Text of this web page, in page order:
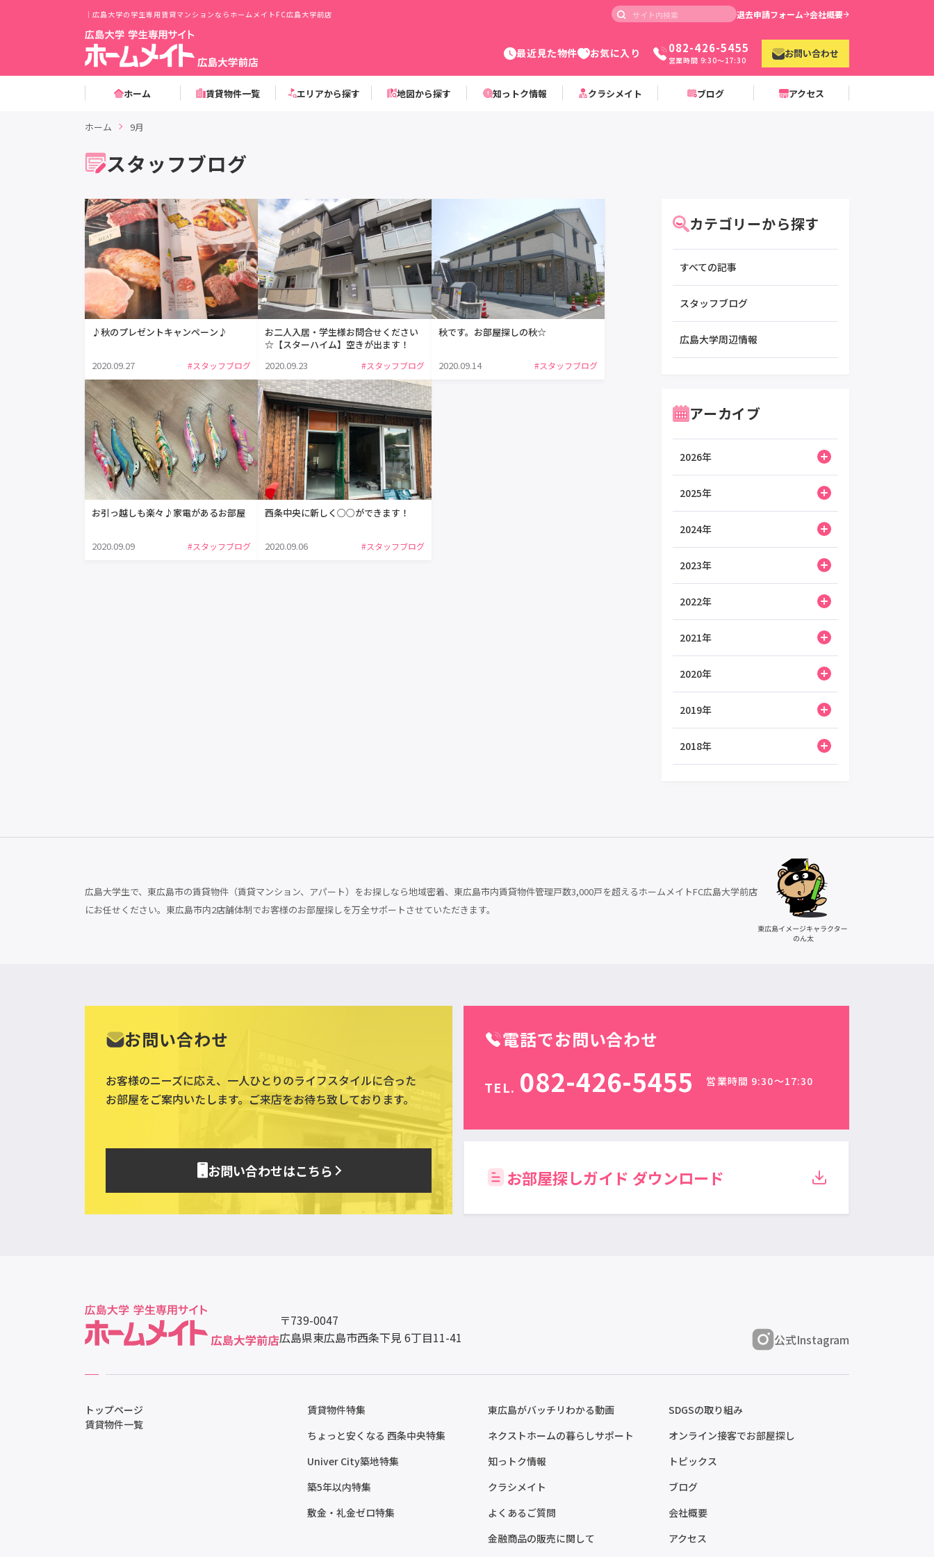
｜広島大学の学生専用賃貸マンションならホームメイトFC広島大学前店 退去申請フォーム 会社概要
最近見た物件 お気に入り 082-426-5455
営業時間 9:30〜17:30
お問い合わせ
ホーム 賃貸物件一覧 エリアから探す 地図から探す 知っトク情報 クラシメイト ブログ アクセス
ホーム 9月
スタッフブログ
♪秋のプレゼントキャンペーン♪
2020.09.27 #スタッフブログ
お二人入居・学生様お問合せください
☆【スターハイム】空きが出ます！
2020.09.23
#スタッフブログ
秋です。お部屋探しの秋☆
2020.09.14 #スタッフブログ
お引っ越しも楽々♪家電があるお部屋
2020.09.09 #スタッフブログ
西条中央に新しく○○ができます！
2020.09.06 #スタッフブログ
カテゴリーから探す
すべての記事
スタッフブログ
広島大学周辺情報
アーカイブ
2026年
2025年
2024年
2023年
2022年
2021年
2020年
2019年
2018年
広島大学生で、東広島市の賃貸物件（賃貸マンション、アパート）をお探しなら地域密着、東広島市内賃貸物件管理戸数3,000戸を超えるホームメイトFC広島大学前店
にお任せください。東広島市内2店舗体制でお客様のお部屋探しを万全サポートさせていただきます。
お問い合わせ
お客様のニーズに応え、一人ひとりのライフスタイルに合った
お部屋をご案内いたします。ご来店をお待ち致しております。
お問い合わせはこちら
電話でお問い合わせ
TEL. 082-426-5455 営業時間 9:30〜17:30
お部屋探しガイド ダウンロード
〒739-0047
広島県東広島市西条下見 6丁目11-41
公式Instagram
トップページ
賃貸物件一覧
賃貸物件特集
ちょっと安くなる 西条中央特集
Univer City築地特集
築5年以内特集
敷金・礼金ゼロ特集
東広島がバッチリわかる動画
ネクストホームの暮らしサポート
知っトク情報
クラシメイト
よくあるご質問
金融商品の販売に関して
SDGSの取り組み
オンライン接客でお部屋探し
トピックス
ブログ
会社概要
アクセス